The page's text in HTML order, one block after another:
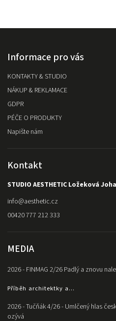
Informace pro vás
KONTAKTY & STUDIO
NÁKUP & REKLAMACE
GDPR
PÉČE O PRODUKTY
Napište nám
Kontakt
STUDIO AESTHETIC Ložeková
info@aesthetic.cz
00420 777 212 333
MEDIA
2026 - FINMAG 2/26 Padlý a znovu
Příběh architektky a...
2026 - Tučňák 4/26 - Umlčený hlas
ozývá